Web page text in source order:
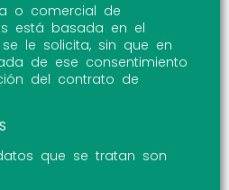
o comercial de
está basada en el
le solicita, sin que en
de ese consentimiento
del contrato de
que se tratan son